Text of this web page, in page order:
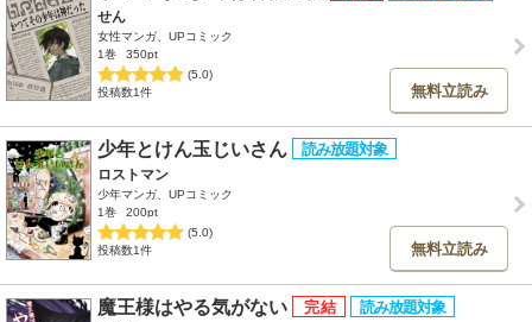
せん
女性マンガ、UPコミック
1巻
350pt
(5.0)
投稿数1件
無料立読み
少年とけん玉じいさん
ロストマン
少年マンガ、UPコミック
1巻
200pt
(5.0)
投稿数1件
無料立読み
魔王様はやる気がない